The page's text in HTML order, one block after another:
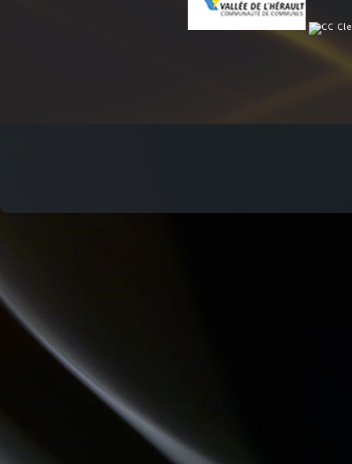
MOSAIQUE
QUAND LA MUSIQUE EST BONNE
CHEMINS DU JAZZ